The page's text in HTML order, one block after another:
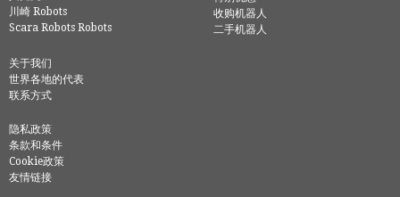
川崎 Robots
Scara Robots Robots
收购机器人
二手机器人
关于我们
世界各地的代表
联系方式
隐私政策
条款和条件
Cookie政策
友情链接